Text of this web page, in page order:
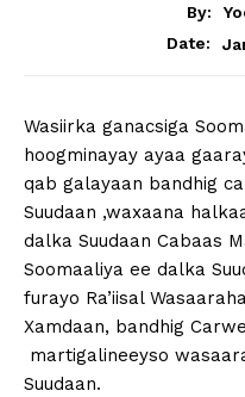
By:
Date:
Wasiirka ganacsiga
hoogminayay ayaa
qab galayaan bandhig
Suudaan ,waxaana
dalka Suudaan Cabaas
Soomaaliya ee dalka
furayo Ra’iisal
Xamdaan, bandhig
martigalineeyso
Suudaan.